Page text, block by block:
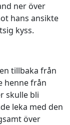
ner över
hans ansikte
kyss.
tillbaka från
henne från
skulle bli
leka med den
över